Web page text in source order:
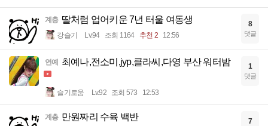
계층 딸처럼 업어키운 7년 터울 여동생
강슬기 Lv.94 조회 1164 추천 2 12:56
8
댓글
연예 최예나,전소미,jyp,클라씨,다영 부산 워터밤
슬기로움 Lv.92 조회 573 12:53
1
댓글
계층 만원짜리 수육 백반 7